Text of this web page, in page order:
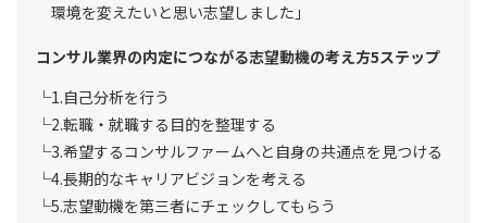
環境を変えたいと思い志望しました」
コンサル業界の内定につながる志望動機の考え方5ステップ
1.自己分析を行う
2.転職・就職する目的を整理する
3.希望するコンサルファームへと自身の共通点を見つける
4.長期的なキャリアビジョンを考える
5.志望動機を第三者にチェックしてもらう